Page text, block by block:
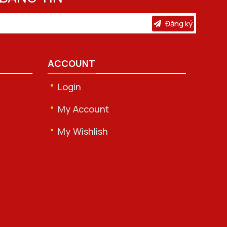
Đăng ký
ACCOUNT
Login
My Account
My Wishlish